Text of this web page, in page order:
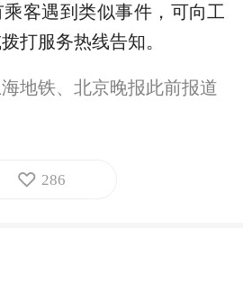
客遇到类似事件，可向工
打服务热线告知。
地铁、北京晚报此前报道
286